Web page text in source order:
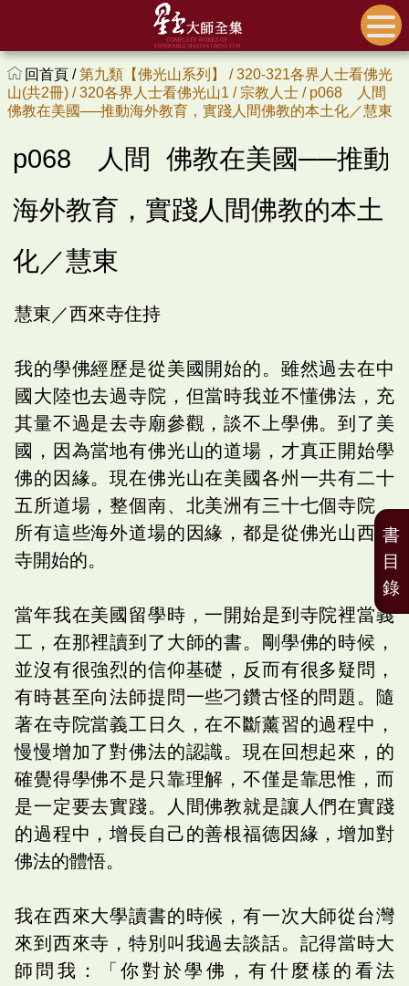
回首頁 /第九類【佛光山系列】 /320-321各界人士看佛光
山(共2冊) /320各界人士看佛光山1 / 宗教人士 / p068 人間
佛教在美國──推動海外教育，實踐人間佛教的本土化／慧東
p068 人間 佛教在美國──推動
海外教育，實踐人間佛教的本土
化／慧東
慧東／西來寺住持
我的學佛經歷是從美國開始的。雖然過去在中
國大陸也去過寺院，但當時我並不懂佛法，充
其量不過是去寺廟參觀，談不上學佛。到了美
國，因為當地有佛光山的道場，才真正開始學
佛的因緣。現在佛光山在美國各州一共有二十
五所道場，整個南、北美洲有三十七個寺院，
所有這些海外道場的因緣，都是從佛光山西來
寺開始的。
當年我在美國留學時，一開始是到寺院裡當義
工，在那裡讀到了大師的書。剛學佛的時候，
並沒有很強烈的信仰基礎，反而有很多疑問，
有時甚至向法師提問一些刁鑽古怪的問題。隨
著在寺院當義工日久，在不斷薰習的過程中，
慢慢增加了對佛法的認識。現在回想起來，的
確覺得學佛不是只靠理解，不僅是靠思惟，而
是一定要去實踐。人間佛教就是讓人們在實踐
的過程中，增長自己的善根福德因緣，增加對
佛法的體悟。
我在西來大學讀書的時候，有一次大師從台灣
來到西來寺，特別叫我過去談話。記得當時大
師問我：「你對於學佛，有什麼樣的看法
書
目
錄